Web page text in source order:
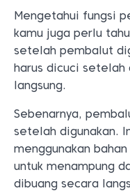
Mengetahui fungsi
kamu juga perlu
setelah pembalut
harus dicuci
langsung.
Sebenarnya,
setelah digunakan.
menggunakan bahan
untuk menampung
dibuang secara